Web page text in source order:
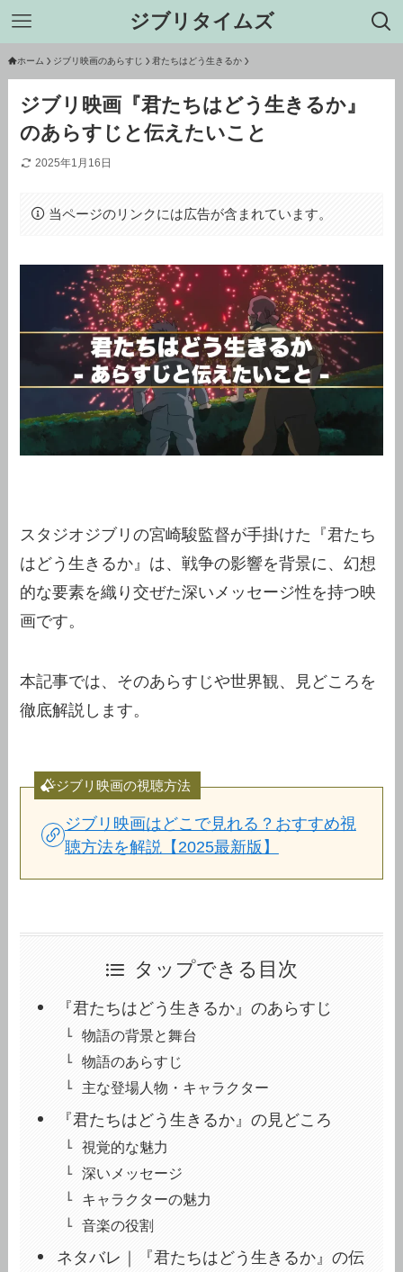
ジブリタイムズ
ホーム ジブリ映画のあらすじ 君たちはどう生きるか
ジブリ映画『君たちはどう生きるか』
のあらすじと伝えたいこと
2025年1月16日
当ページのリンクには広告が含まれています。
スタジオジブリの宮崎駿監督が手掛けた『君たち
はどう生きるか』は、戦争の影響を背景に、幻想
的な要素を織り交ぜた深いメッセージ性を持つ映
画です。
本記事では、そのあらすじや世界観、見どころを
徹底解説します。
ジブリ映画の視聴方法
ジブリ映画はどこで見れる？おすすめ視
聴方法を解説【2025最新版】
タップできる目次
『君たちはどう生きるか』のあらすじ
物語の背景と舞台
物語のあらすじ
主な登場人物・キャラクター
『君たちはどう生きるか』の見どころ
視覚的な魅力
深いメッセージ
キャラクターの魅力
音楽の役割
ネタバレ｜『君たちはどう生きるか』の伝